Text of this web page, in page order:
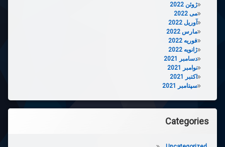
ژوئن 2022
می 2022
آوریل 2022
مارس 2022
فوریه 2022
ژانویه 2022
دسامبر 2021
نوامبر 2021
اکتبر 2021
سپتامبر 2021
Categories